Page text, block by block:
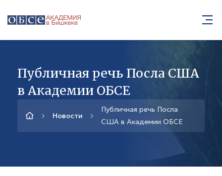
Публичная речь Посла США
в Академии ОБСЕ
Новости
Публичная речь Посла
США в Академии ОБСЕ